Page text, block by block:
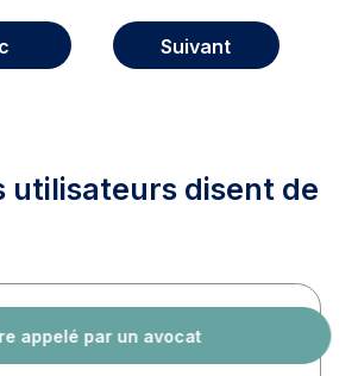
appelé par un avocat
Suivant
utilisateurs disent de